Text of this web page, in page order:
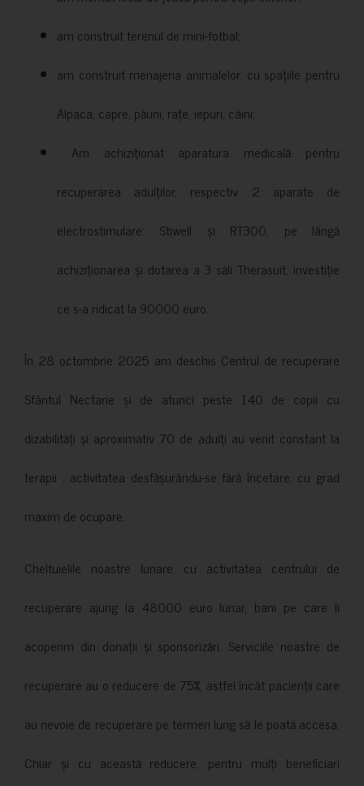
am construit terenul de mini-fotbal;
am construit menajeria animalelor, cu spațiile pentru
Alpaca, capre, păuni, rațe, iepuri, câini;
Am achiziționat aparatura medicală pentru
recuperarea adulților, respectiv 2 aparate de
electrostimulare: Stiwell și RT300, pe lângă
achiziționarea și dotarea a 3 săli Therasuit, investiție
ce s-a ridicat la 90000 euro.
În 28 octombrie 2025 am deschis Centrul de recuperare
Sfântul Nectarie și de atunci peste 140 de copii cu
dizabilități și aproximativ 70 de adulți au venit constant la
terapii , activitatea desfășurându-se fără încetare, cu grad
maxim de ocupare.
Cheltuielile noastre lunare cu activitatea centrului de
recuperare ajung la 48000 euro lunar, bani pe care îi
acoperim din donații și sponsorizări. Serviciile noastre de
recuperare au o reducere de 75%, astfel încât pacienții care
au nevoie de recuperare pe termen lung să le poată accesa.
Chiar și cu această reducere, pentru mulți beneficiari